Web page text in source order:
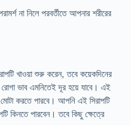
না নিলে পরবর্তীতে আপনার শরীরের
খাওয়া শুরু করেন, তবে কয়েকদিনের
রোগা ভাব এমনিতেই দূর হয়ে যাবে। এই
করতে পারবে। আপনি এই সিরাপটি
কিনতে পারবেন। তবে কিছু ক্ষেত্রে